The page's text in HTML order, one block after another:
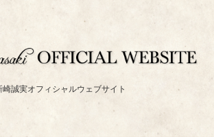
崎誠実オフィシャルウェブサイト